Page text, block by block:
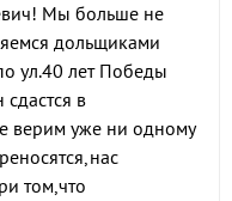
Мы больше не
дольщиками
ул.40 лет Победы
в
верим уже ни одному
том,что